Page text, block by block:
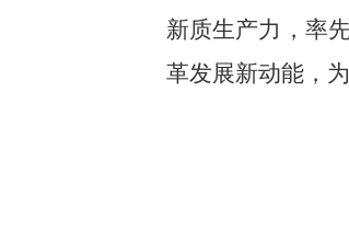
新质生产力，率
革发展新动能，